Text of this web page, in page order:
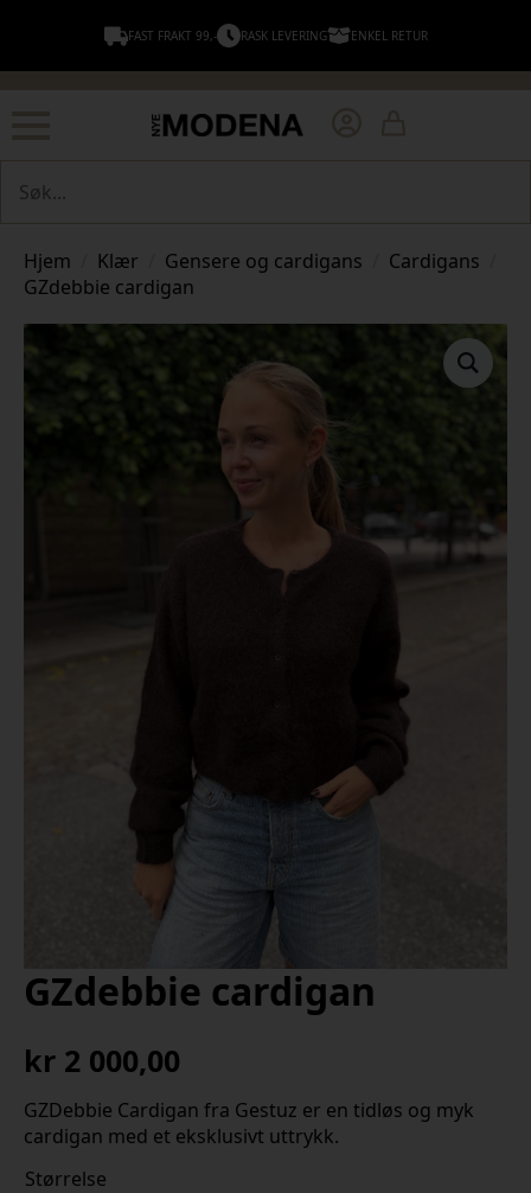
FAST FRAKT 99,- RASK LEVERING ENKEL RETUR
Hjem Klær Gensere og cardigans
Cardigans
GZdebbie cardigan
GZdebbie cardigan
kr 2 000,00
GZDebbie Cardigan fra Gestuz er en tidløs og myk
cardigan med et eksklusivt uttrykk.
Størrelse